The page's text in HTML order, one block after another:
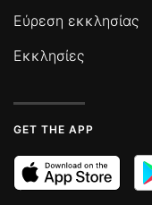
Εύρεση εκκλησίας
Εκκλησίες
GET THE APP